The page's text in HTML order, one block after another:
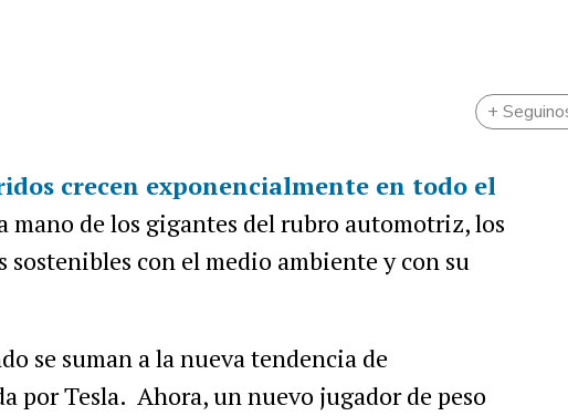
+
crecen exponencialmente en todo el
mano de los gigantes del rubro automotriz, los
sostenibles con el medio ambiente y con su
se suman a la nueva tendencia de
por Tesla. Ahora, un nuevo jugador de peso